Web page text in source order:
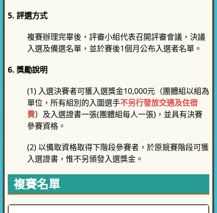
5. 評選方式
複賽辦理完畢後，評審小組代表召開評審會議，決議
入選及備選名單，並於賽後1個月公布入選者名單。
6. 獎勵說明
(1) 入選決賽者可獲入選獎金10,000元（團體組以組為
單位，所有組別的入圍選手不另行發放交通及住宿
費）及入選證書一張(團體組每人一張)，並具有決賽
參賽資格。
(2) 以備取資格取得下階段參賽者，於原競賽階段可獲
入選證書，惟不另頒發入選獎金。
複賽名單